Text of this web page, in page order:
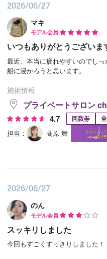
2026/06/27
マキ
モデル会員
いつもありがとうございま
最近、本当に疲れやすいのでし
船に浸かろうと思います。
施術情報
プライベートサロン
4.7 回数券
担当： 髙原 舞
2026/06/27
のん
モデル会員
スッキリしました
今回もすごくすっきりしました！